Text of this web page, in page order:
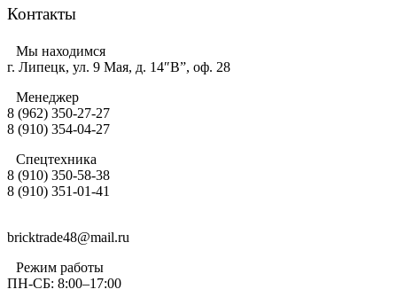
Контакты
Мы находимся
г. Липецк, ул. 9 Мая, д. 14″В”, оф. 28
Менеджер
8 (962) 350-27-27
8 (910) 354-04-27
Спецтехника
8 (910) 350-58-38
8 (910) 351-01-41
bricktrade48@mail.ru
Режим работы
ПН-СБ: 8:00–17:00